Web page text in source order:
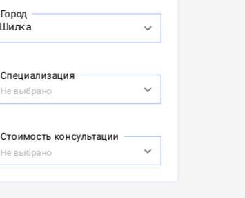
Город
Специализация
Не выбрано
Стоимость консультации
Не выбрано